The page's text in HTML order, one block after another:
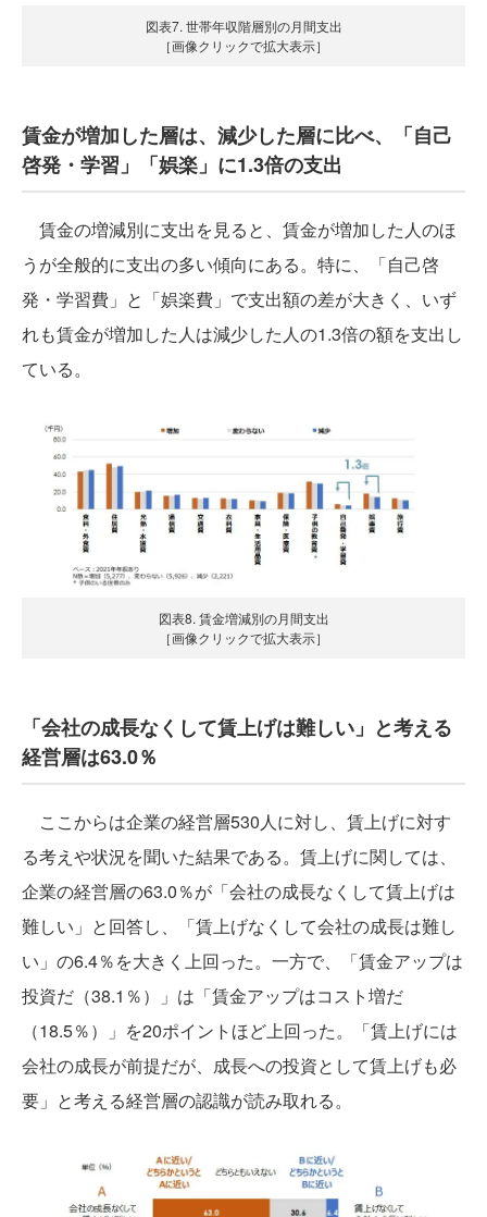
図表7. 世帯年収階層別の月間支出
［画像クリックで拡大表示］
賃金が増加した層は、減少した層に比べ、「自己
啓発・学習」「娯楽」に1.3倍の支出
賃金の増減別に支出を見ると、賃金が増加した人のほ
うが全般的に支出の多い傾向にある。特に、「自己啓
発・学習費」と「娯楽費」で支出額の差が大きく、いず
れも賃金が増加した人は減少した人の1.3倍の額を支出し
ている。
図表8. 賃金増減別の月間支出
［画像クリックで拡大表示］
「会社の成長なくして賃上げは難しい」と考える
経営層は63.0％
ここからは企業の経営層530人に対し、賃上げに対す
る考えや状況を聞いた結果である。賃上げに関しては、
企業の経営層の63.0％が「会社の成長なくして賃上げは
難しい」と回答し、「賃上げなくして会社の成長は難し
い」の6.4％を大きく上回った。一方で、「賃金アップは
投資だ（38.1％）」は「賃金アップはコスト増だ
（18.5％）」を20ポイントほど上回った。「賃上げには
会社の成長が前提だが、成長への投資として賃上げも必
要」と考える経営層の認識が読み取れる。